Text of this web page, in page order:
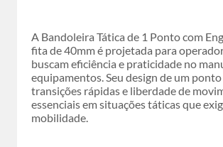
A Bandoleira Tática de 1 Ponto com
fita de 40mm é projetada para
buscam eficiência e praticidade no
equipamentos. Seu design de um
transições rápidas e liberdade de
essenciais em situações táticas que
mobilidade.